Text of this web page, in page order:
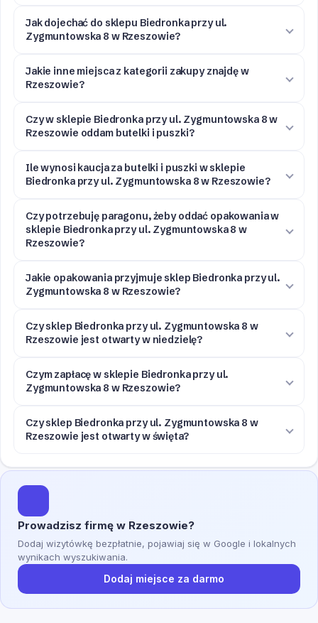
Jak dojechać do sklepu Biedronka przy ul.
Zygmuntowska 8 w Rzeszowie?
Jakie inne miejsca z kategorii zakupy znajdę w
Rzeszowie?
Czy w sklepie Biedronka przy ul. Zygmuntowska 8 w
Rzeszowie oddam butelki i puszki?
Ile wynosi kaucja za butelki i puszki w sklepie
Biedronka przy ul. Zygmuntowska 8 w Rzeszowie?
Czy potrzebuję paragonu, żeby oddać opakowania w
sklepie Biedronka przy ul. Zygmuntowska 8 w
Rzeszowie?
Jakie opakowania przyjmuje sklep Biedronka przy ul.
Zygmuntowska 8 w Rzeszowie?
Czy sklep Biedronka przy ul. Zygmuntowska 8 w
Rzeszowie jest otwarty w niedzielę?
Czym zapłacę w sklepie Biedronka przy ul.
Zygmuntowska 8 w Rzeszowie?
Czy sklep Biedronka przy ul. Zygmuntowska 8 w
Rzeszowie jest otwarty w święta?
Prowadzisz firmę w Rzeszowie?
Dodaj wizytówkę bezpłatnie, pojawiaj się w Google i lokalnych
wynikach wyszukiwania.
Dodaj miejsce za darmo